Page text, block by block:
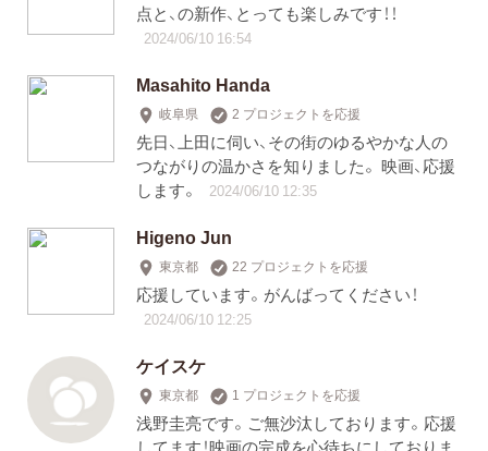
点と、の新作、とっても楽しみです！！
2024/06/10 16:54
Masahito Handa
岐阜県 2 プロジェクトを応援
先日、上田に伺い、その街のゆるやかな人の
つながりの温かさを知りました。 映画、応援
します。
2024/06/10 12:35
Higeno Jun
東京都 22 プロジェクトを応援
応援しています。がんばってください！
2024/06/10 12:25
ケイスケ
東京都 1 プロジェクトを応援
浅野圭亮です。ご無沙汰しております。応援
してます！映画の完成を心待ちにしておりま